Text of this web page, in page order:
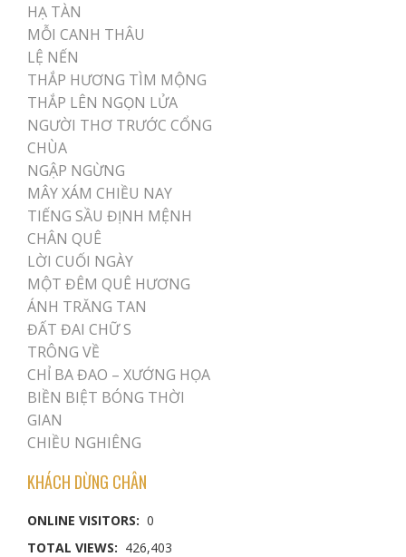
HẠ TÀN
MỖI CANH THÂU
LỆ NẾN
THẮP HƯƠNG TÌM MỘNG
THẮP LÊN NGỌN LỬA
NGƯỜI THƠ TRƯỚC CỔNG
CHÙA
NGẬP NGỪNG
MÂY XÁM CHIỀU NAY
TIẾNG SẦU ĐỊNH MỆNH
CHÂN QUÊ
LỜI CUỐI NGÀY
MỘT ĐÊM QUÊ HƯƠNG
ÁNH TRĂNG TAN
ĐẤT ĐAI CHỮ S
TRÔNG VỀ
CHỈ BA ĐAO – XƯỚNG HỌA
BIỀN BIỆT BÓNG THỜI
GIAN
CHIỀU NGHIÊNG
KHÁCH DỪNG CHÂN
ONLINE VISITORS: 0
TOTAL VIEWS: 426,403